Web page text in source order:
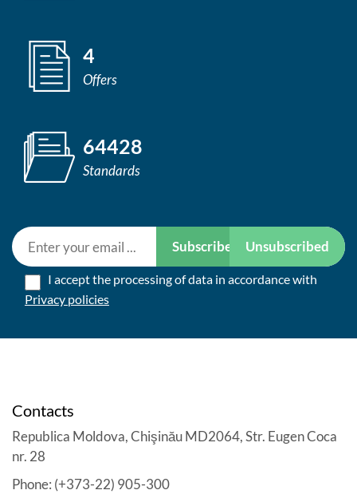
4
Offers
64428
Standards
Subscribe Unsubscribed
I accept the processing of data in accordance with
Privacy policies
Contacts
Republica Moldova, Chişinău MD2064, Str. Eugen Coca
nr. 28
Phone: (+373-22) 905-300